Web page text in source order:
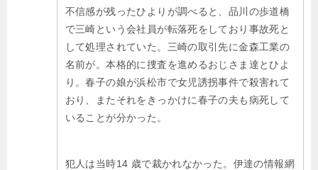
不信感が残ったひよりが調べると、品川の歩道橋
で三崎という会社員が転落死をしており事故死と
して処理されていた。三崎の取引先に金森工業の
名前が。本格的に捜査を進めるおじさま達とひよ
り。春子の娘が浜松市で女児誘拐事件で殺害れて
おり、またそれをきっかけに春子の夫も病死して
いることが分かった。
犯人は当時14 歳で裁かれなかった。伊達の情報網